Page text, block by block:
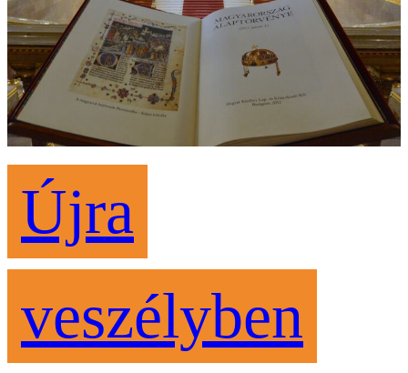
Újra
veszélyben